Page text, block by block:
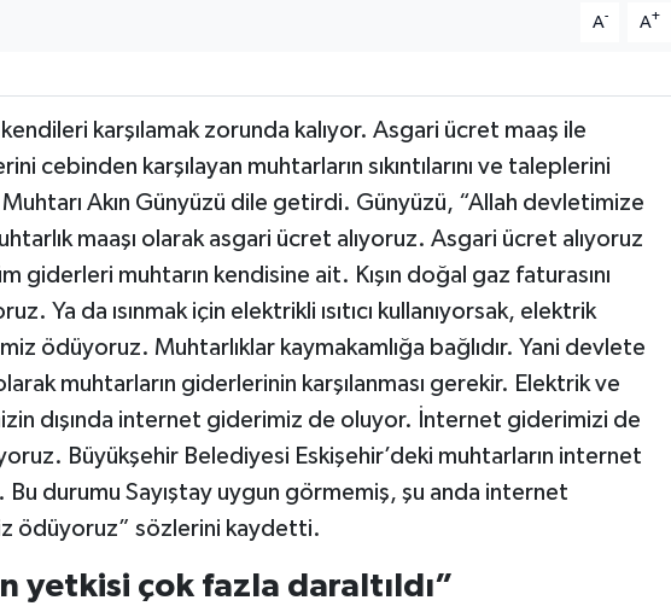
A- A+
karşılamak zorunda kalıyor. Asgari ücret maaş ile
cebinden karşılayan muhtarların sıkıntılarını ve taleplerini
Akın Günyüzü dile getirdi. Günyüzü, “Allah devletimize
maaşı olarak asgari ücret alıyoruz. Asgari ücret alıyoruz
giderleri muhtarın kendisine ait. Kışın doğal gaz faturasını
Ya da ısınmak için elektrikli ısıtıcı kullanıyorsak, elektrik
ödüyoruz. Muhtarlıklar kaymakamlığa bağlıdır. Yani devlete
muhtarların giderlerinin karşılanması gerekir. Elektrik ve
dışında internet giderimiz de oluyor. İnternet giderimizi de
Büyükşehir Belediyesi Eskişehir’deki muhtarların internet
durumu Sayıştay uygun görmemiş, şu anda internet
ödüyoruz” sözlerini kaydetti.
yetkisi çok fazla daraltıldı”